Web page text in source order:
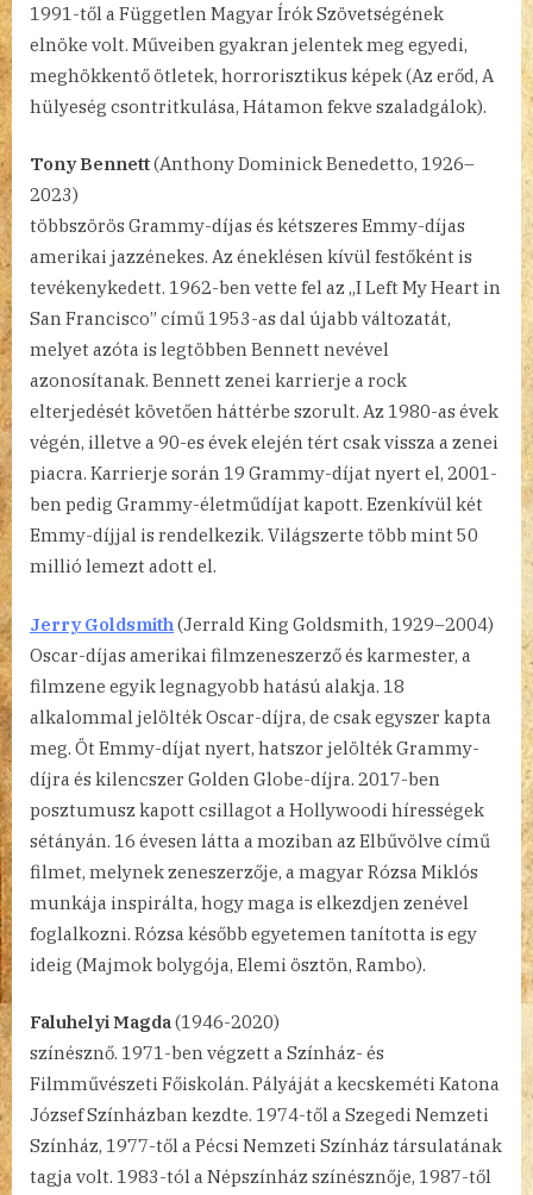
1991-től a Független Magyar Írók Szövetségének
elnöke volt. Műveiben gyakran jelentek meg egyedi,
meghökkentő ötletek, horrorisztikus képek (Az erőd, A
hülyeség csontritkulása, Hátamon fekve szaladgálok).
Tony Bennett(Anthony Dominick Benedetto, 1926–
2023)
többszörös Grammy-díjas és kétszeres Emmy-díjas
amerikai jazzénekes. Az éneklésen kívül festőként is
tevékenykedett. 1962-ben vette fel az „I Left My Heart in
San Francisco” című 1953-as dal újabb változatát,
melyet azóta is legtöbben Bennett nevével
azonosítanak. Bennett zenei karrierje a rock
elterjedését követően háttérbe szorult. Az 1980-as évek
végén, illetve a 90-es évek elején tért csak vissza a zenei
piacra. Karrierje során 19 Grammy-díjat nyert el, 2001-
ben pedig Grammy-életműdíjat kapott. Ezenkívül két
Emmy-díjjal is rendelkezik. Világszerte több mint 50
millió lemezt adott el.
Jerry Goldsmith(Jerrald King Goldsmith, 1929–2004)
Oscar-díjas amerikai filmzeneszerző és karmester, a
filmzene egyik legnagyobb hatású alakja. 18
alkalommal jelölték Oscar-díjra, de csak egyszer kapta
meg. Öt Emmy-díjat nyert, hatszor jelölték Grammy-
díjra és kilencszer Golden Globe-díjra. 2017-ben
posztumusz kapott csillagot a Hollywoodi hírességek
sétányán. 16 évesen látta a moziban az Elbűvölve című
filmet, melynek zeneszerzője, a magyar Rózsa Miklós
munkája inspirálta, hogy maga is elkezdjen zenével
foglalkozni. Rózsa később egyetemen tanította is egy
ideig (Majmok bolygója, Elemi ösztön, Rambo).
Faluhelyi Magda(1946-2020)
színésznő. 1971-ben végzett a Színház- és
Filmművészeti Főiskolán. Pályáját a kecskeméti Katona
József Színházban kezdte. 1974-től a Szegedi Nemzeti
Színház, 1977-től a Pécsi Nemzeti Színház társulatának
tagja volt. 1983-tól a Népszínház színésznője, 1987-től